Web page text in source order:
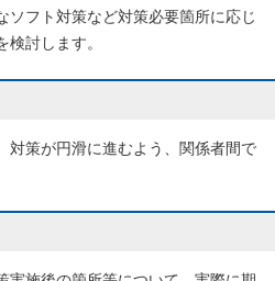
ソフト対策など対策必要箇所に応じ
検討します。
対策が円滑に進むよう、関係者間で